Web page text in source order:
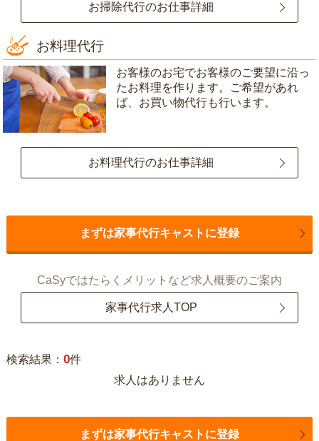
お掃除代行のお仕事詳細
お料理代行
お客様のお宅でお客様のご要望に沿っ
たお料理を作ります。ご希望があれ
ば、お買い物代行も行います。
お料理代行のお仕事詳細
まずは家事代行キャストに登録
CaSyではたらくメリットなど求人概要のご案内
家事代行求人TOP
検索結果： 0件
求人はありません
まずは家事代行キャストに登録